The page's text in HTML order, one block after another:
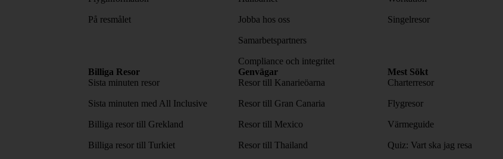
På resmålet Jobba hos oss
Samarbetspartners
Compliance och integritet
Singelresor
Billiga Resor
Sista minuten resor
Sista minuten med All Inclusive
Billiga resor till Grekland
Billiga resor till Turkiet
Genvägar
Resor till Kanarieöarna
Resor till Gran Canaria
Resor till Mexico
Resor till Thailand
Mest Sökt
Charterresor
Flygresor
Värmeguide
Quiz: Vart ska jag resa